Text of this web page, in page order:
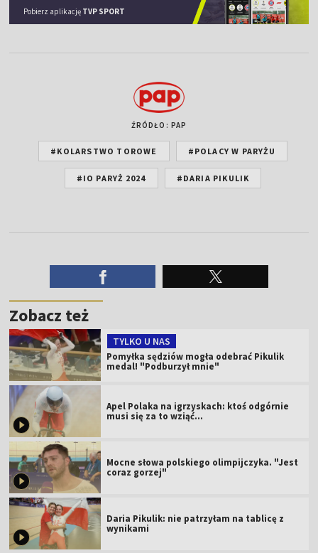
Pobierz aplikację TVP SPORT
ŹRÓDŁO: PAP
#KOLARSTWO TOROWE #POLACY W PARYŻU
#IO PARYŻ 2024 #DARIA PIKULIK
Zobacz też
TYLKO U NAS
Pomyłka sędziów mogła odebrać Pikulik
medal! "Podburzył mnie"
Apel Polaka na igrzyskach: ktoś odgórnie
musi się za to wziąć...
Mocne słowa polskiego olimpijczyka. "Jest
coraz gorzej"
Daria Pikulik: nie patrzyłam na tablicę z
wynikami